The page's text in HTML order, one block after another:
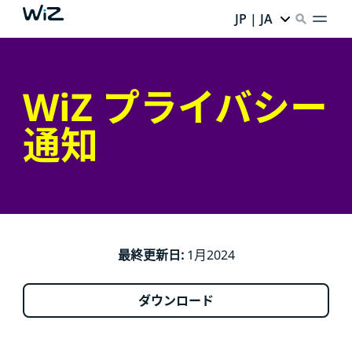
JP | JA
WiZ プライバシー
通知
最終更新日:1月2024
ダウンロード